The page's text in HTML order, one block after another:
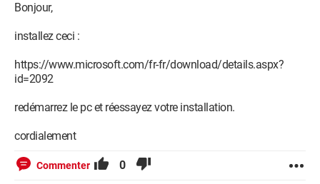
Bonjour,
installez ceci :
https://www.microsoft.com/fr-fr/download/details.aspx?
id=2092
redémarrez le pc et réessayez votre installation.
cordialement
Commenter 0